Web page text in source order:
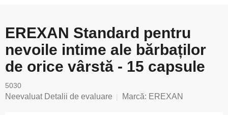
EREXAN Standard pentru
nevoile intime ale bărbaților
de orice vârstă - 15 capsule
5030
Evaluarea
Neevaluat Detalii de evaluare Marcă: EREXAN